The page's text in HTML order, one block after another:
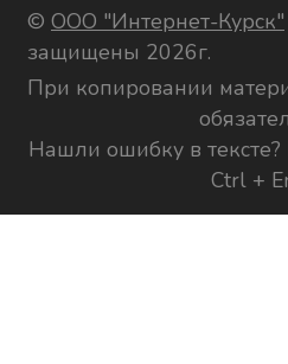
© ООО "Интернет-Курск"
защищены 2026г.
При копировании
Нашли ошибку в
Ctrl +